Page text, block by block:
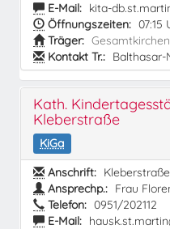
E-Mail: kita-
Öffnungszeiten: 07:15
Träger:
Kontakt Tr.: Balthasar-
Kath.
Kleberstraße
KiGa
Anschrift:
Ansprechp.: Frau
Telefon: 0951/202112
E-Mail: